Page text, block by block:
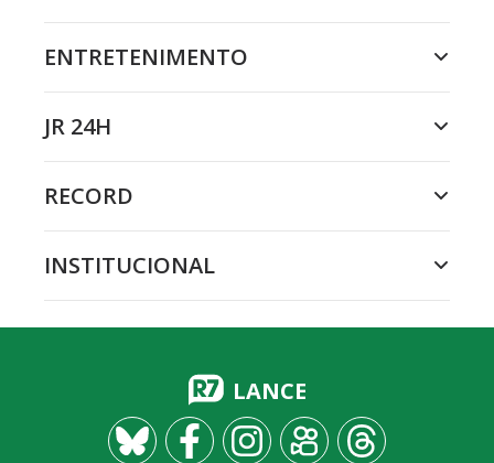
ENTRETENIMENTO
JR 24H
RECORD
INSTITUCIONAL
LANCE